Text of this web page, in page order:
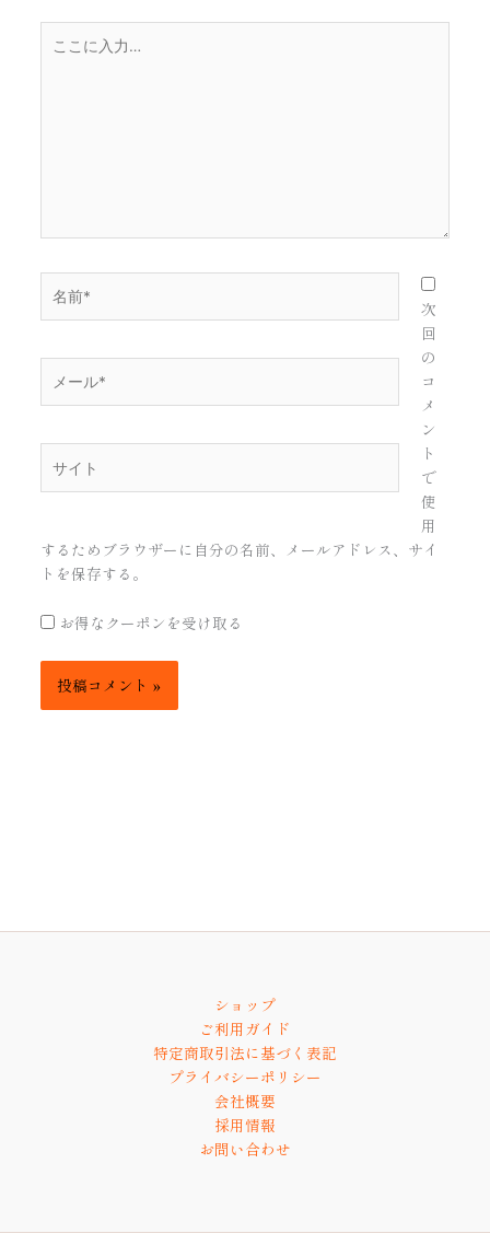
前
ー
*
次
回
の
コ
メ
ン
ト
で
使
用
するためブラウザーに自分の名前、メールアドレス、サイ
トを保存する。
お得なクーポンを受け取る
ショップ
ご利用ガイド
特定商取引法に基づく表記
プライバシーポリシー
会社概要
採用情報
お問い合わせ